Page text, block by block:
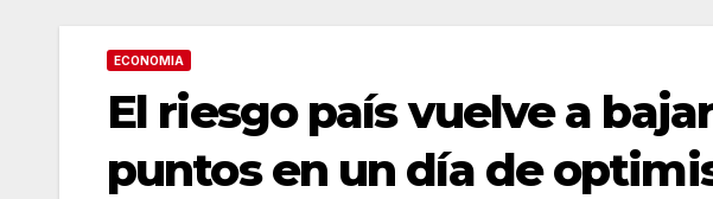
ECONOMIA
El riesgo país vuelve a
puntos en un día de